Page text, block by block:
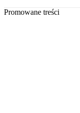
Promowane treści